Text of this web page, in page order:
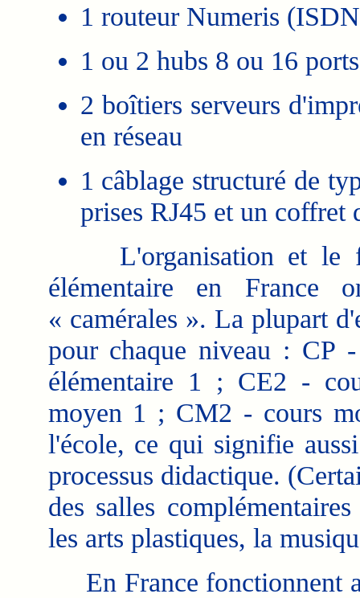
1 routeur Numeris
1 ou 2 hubs 8 ou 16
2 boîtiers serveurs
en réseau
1 câblage structuré de
prises RJ45 et un coffret
L'organisation et le
élémentaire en France
« camérales ». La plupart
pour chaque niveau : CP
élémentaire 1 ; CE2 -
moyen 1 ; CM2 - cours
l'école, ce qui signifie
processus didactique.
des salles
les arts plastiques, la
En France fonctionnent